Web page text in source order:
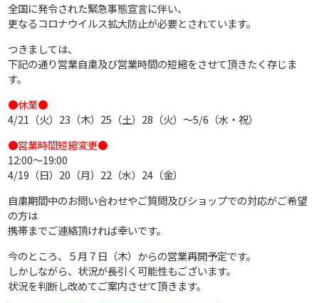
全国に発令された緊急事態宣言に伴い、
更なるコロナウイルス拡大防止が必要とされています。
つきましては、
下記の通り営業自粛及び営業時間の短縮をさせて頂きたく存じま
す。
●休業●
4/21（火）23（木）25（土）28（火）～5/6（水・祝）
●営業時間短縮変更●
12:00～19:00
4/19（日）20（月）22（水）24（金）
自粛期間中のお問い合わせやご質問及びショップでの対応がご希望
の方は
携帯までご連絡頂ければ幸いです。
今のところ、５月７日（木）からの営業再開予定です。
しかしながら、状況が長引く可能性もございます。
状況を判断し改めてご案内させて頂きます。